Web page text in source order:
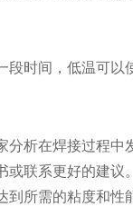
时间，低温可以
分析在焊接过程
联系更好的建
所需的粘度和性